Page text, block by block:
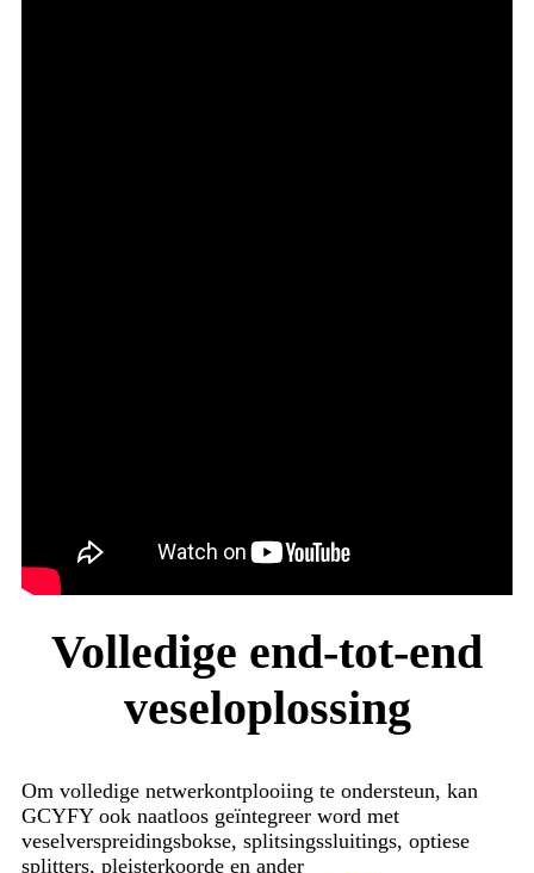
Volledige end-tot-end
veseloplossing
Om volledige netwerkontplooiing te ondersteun, kan
GCYFY ook naatloos geïntegreer word met
veselverspreidingsbokse, splitsingssluitings, optiese
splitters, pleisterkoorde en ander